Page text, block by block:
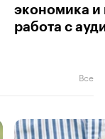
экономика и
работа с
Все